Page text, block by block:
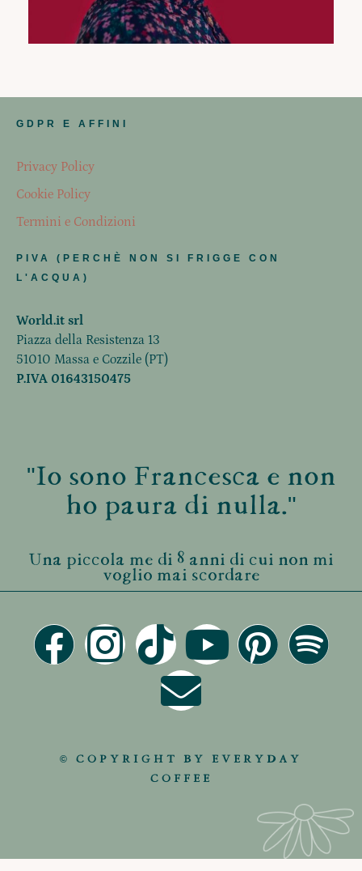
GDPR E AFFINI
Privacy Policy
Cookie Policy
Termini e Condizioni
PIVA (PERCHÈ NON SI FRIGGE CON
L'ACQUA)
World.it srl
Piazza della Resistenza 13
51010 Massa e Cozzile (PT)
P.IVA 01643150475
"Io sono Francesca e non
ho paura di nulla."
Una piccola me di 8 anni di cui non mi
voglio mai scordare
© COPYRIGHT BY EVERYDAY
COFFEE